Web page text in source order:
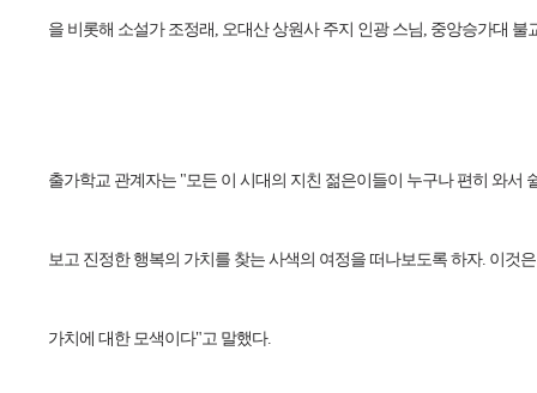
을 비롯해 소설가 조정래, 오대산 상원사 주지 인광 스님, 중앙승가대 불
출가학교 관계자는 "모든 이 시대의 지친 젊은이들이 누구나 편히 와서
보고 진정한 행복의 가치를 찾는 사색의 여정을 떠나보도록 하자. 이것
가치에 대한 모색이다"고 말했다.